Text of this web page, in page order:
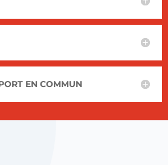
EN COMMUN